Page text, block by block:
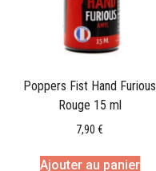
Poppers Fist Hand Furious
Rouge 15 ml
7,90 €
Ajouter au panier